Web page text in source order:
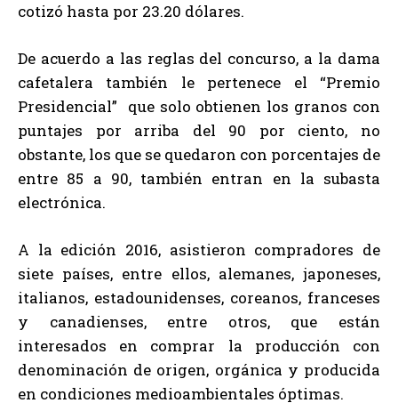
cotizó hasta por 23.20 dólares.
De acuerdo a las reglas del concurso, a la dama
cafetalera también le pertenece el “Premio
Presidencial” que solo obtienen los granos con
puntajes por arriba del 90 por ciento, no
obstante, los que se quedaron con porcentajes de
entre 85 a 90, también entran en la subasta
electrónica.
A la edición 2016, asistieron compradores de
siete países, entre ellos, alemanes, japoneses,
italianos, estadounidenses, coreanos, franceses
y canadienses, entre otros, que están
interesados en comprar la producción con
denominación de origen, orgánica y producida
en condiciones medioambientales óptimas.